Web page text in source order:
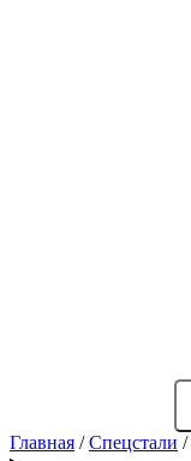
Главная /Спецстали /